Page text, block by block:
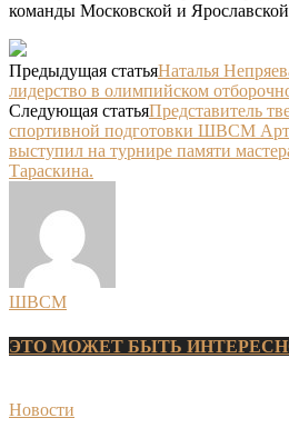
команды Московской и Ярославской
Предыдущая статьяНаталья
лидерство в олимпийском
Следующая статьяПредставитель
спортивной подготовки ШВСМ
выступил на турнире памяти
Тараскина.
ШВСМ
ЭТО МОЖЕТ БЫТЬ
Новости